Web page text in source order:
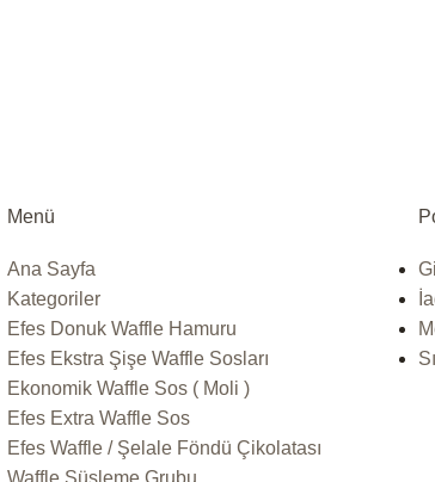
Menü
Ana Sayfa
Kategoriler
Efes Donuk Waffle Hamuru
Efes Ekstra Şişe Waffle Sosları
Ekonomik Waffle Sos ( Moli )
Efes Extra Waffle Sos
Efes Waffle / Şelale Föndü Çikolatası